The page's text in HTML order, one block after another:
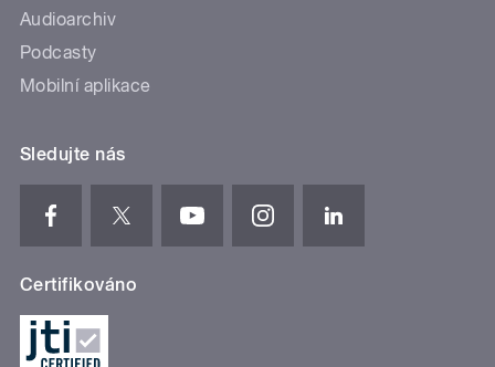
Audioarchiv
Podcasty
Mobilní aplikace
Sledujte nás
Certifikováno